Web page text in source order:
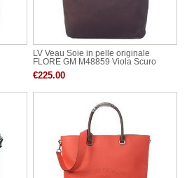
LV Veau Soie in pelle originale
FLORE GM M48859 Viola Scuro
€225.00